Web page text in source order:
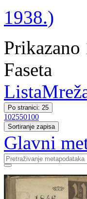
1938.)
Prikazano
Faseta
Lista
Po stranici: 25
102550100
Sortiranje zapisa
Glavni